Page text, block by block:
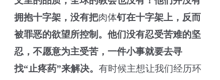
拥抱十字架，没有把肉体钉在十字架上，反而
被罪恶的欲望所控制。他们没有忍受苦难的坚
忍，不愿意为主受苦，一件小事就要去寻
找“止疼药”来解决。有时候主想让我们经历环